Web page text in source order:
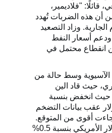
قائلًا: "فلاديمير،
أن هذه الضربات تُهدد
وزاد التصعيد
أسعار النفط
محتمل في
الآسيوية وسط حالة من
حيث قاد الين
حيث انخفض بنسبة
عقب بيانات التضخم
أقوى من المتوقع.
وقفز مؤشر الدولار الأمريكي بنسبة 0.5%